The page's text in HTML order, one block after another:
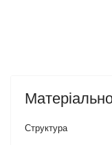
Структура